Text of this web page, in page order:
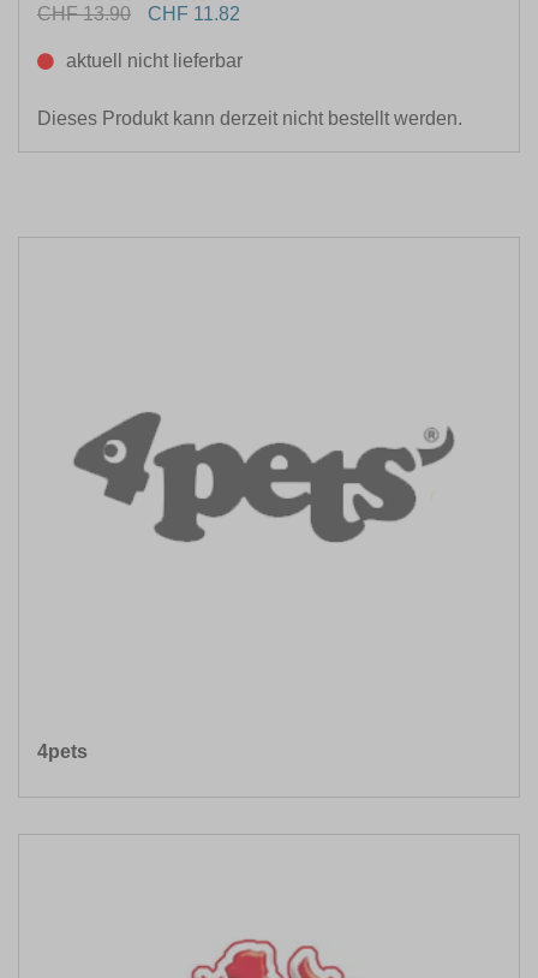
CHF 13.90
CHF 11.82
aktuell nicht lieferbar
Dieses Produkt kann derzeit nicht bestellt werden.
4pets